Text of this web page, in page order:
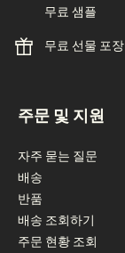
무료 샘플
무료 선물 포장
주문 및 지원
자주 묻는 질문
배송
반품
배송 조회하기
주문 현황 조회